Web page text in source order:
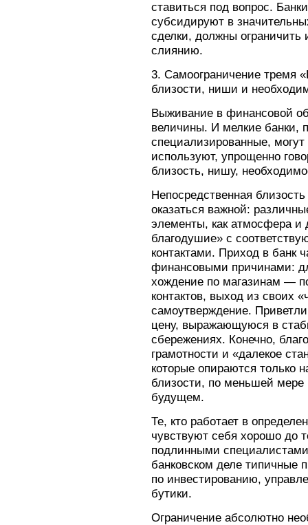
ставиться под вопрос.
субсидируют в
сделки, должны ограничить
слиянию.
3. Самоограничение тремя
близости, ниши и
Выживание в финансовой
величины. И мелкие банки,
специализированные,
используют, упрощенно
близость, нишу,
Непосредственная
оказаться важной:
элементы, как атмосфера и
благодушие» с
контактами. Приход в банк
финансовыми причинами:
хождение по магазинам —
контактов, выход из своих
самоутверждение.
цену, выражающуюся в
сбережениях. Конечно,
грамотности и «далекое
которые опираются только
близости, по меньшей мере
будущем.
Те, кто работает в
чувствуют себя хорошо до
подлинными
банковском деле
по инвестированию,
бутики.
Ограничение абсолютно